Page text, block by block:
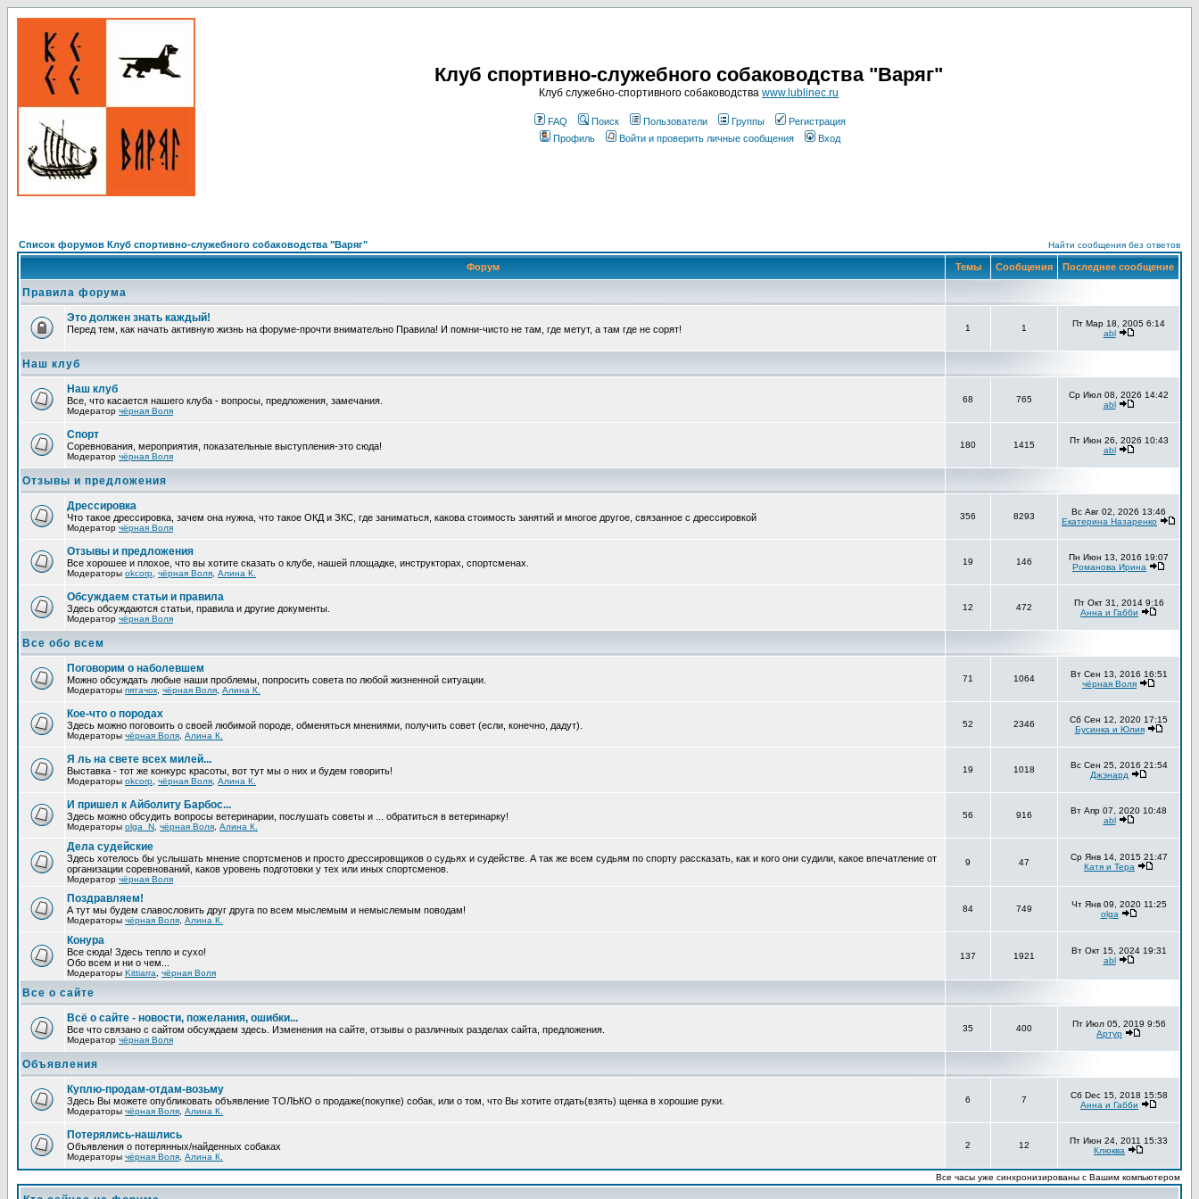
Клуб спортивно-служебного собаководства "Варяг"
Клуб служебно-спортивного собаководства www.lublinec.ru
FAQ Поиск Пользователи Группы
Регистрация
Профиль
Войти и проверить личные сообщения Вход
Список форумов Клуб спортивно-служебного собаководства "Варяг" Найти сообщения без ответов
Форум Темы Сообщения Последнее сообщение
Правила форума
Это должен знать каждый!
Перед тем, как начать активную жизнь на форуме-прочти внимательно Правила! И помни-чисто не там, где метут, а там где не сорят! 1 1
Пт Мар 18, 2005 6:14
abl
Наш клуб
Наш клуб
Все, что касается нашего клуба - вопросы, предложения, замечания.
Модератор чёрная Воля
68 765
Ср Июл 08, 2026 14:42
abl
Спорт
Соревнования, мероприятия, показательные выступления-это сюда!
Модератор чёрная Воля
180 1415
Пт Июн 26, 2026 10:43
abl
Отзывы и предложения
Дрессировка
Что такое дрессировка, зачем она нужна, что такое ОКД и ЗКС, где заниматься, какова стоимость занятий и многое другое, связанное с дрессировкой
Модератор чёрная Воля
356 8293
Вс Авг 02, 2026 13:46
Екатерина Назаренко
Отзывы и предложения
Все хорошее и плохое, что вы хотите сказать о клубе, нашей площадке, инструкторах, спортсменах.
Модераторы okcorp чёрная Воля Алина К.
19 146
Пн Июн 13, 2016 19:07
Романова Ирина
Обсуждаем статьи и правила
Здесь обсуждаются статьи, правила и другие документы.
Модератор чёрная Воля
12 472
Пт Окт 31, 2014 9:16
Анна и Габби
Все обо всем
Поговорим о наболевшем
Можно обсуждать любые наши проблемы, попросить совета по любой жизненной ситуации.
Модераторы пятачок чёрная Воля Алина К.
71 1064
Вт Сен 13, 2016 16:51
чёрная Воля
Кое-что о породах
Здесь можно поговоить о своей любимой породе, обменяться мнениями, получить совет (если, конечно, дадут).
Модераторы чёрная Воля Алина К.
52 2346
Сб Сен 12, 2020 17:15
Бусинка и Юлия
Я ль на свете всех милей...
Выставка - тот же конкурс красоты, вот тут мы о них и будем говорить!
Модераторы okcorp чёрная Воля Алина К.
19 1018
Вс Сен 25, 2016 21:54
Джэнард
И пришел к Айболиту Барбос...
Здесь можно обсудить вопросы ветеринарии, послушать советы и ... обратиться в ветеринарку!
Модераторы olga_N чёрная Воля Алина К.
56 916
Вт Апр 07, 2020 10:48
abl
Дела судейские
Здесь хотелось бы услышать мнение спортсменов и просто дрессировщиков о судьях и судействе. А так же всем судьям по спорту рассказать, как и кого они судили, какое впечатление от
организации соревнований, каков уровень подготовки у тех или иных спортсменов.
Модератор чёрная Воля
9 47
Ср Янв 14, 2015 21:47
Катя и Тера
Поздравляем!
А тут мы будем славословить друг друга по всем мыслемым и немыслемым поводам!
Модераторы чёрная Воля Алина К.
84 749
Чт Янв 09, 2020 11:25
olga
Конура
Все сюда! Здесь тепло и сухо!
Обо всем и ни о чем...
Модераторы Kittiarra чёрная Воля
137 1921
Вт Окт 15, 2024 19:31
abl
Все о сайте
Всё о сайте - новости, пожелания, ошибки...
Все что связано с сайтом обсуждаем здесь. Изменения на сайте, отзывы о различных разделах сайта, предложения.
Модератор чёрная Воля
35 400
Пт Июл 05, 2019 9:56
Артур
Объявления
Куплю-продам-отдам-возьму
Здесь Вы можете опубликовать объявление ТОЛЬКО о продаже(покупке) собак, или о том, что Вы хотите отдать(взять) щенка в хорошие руки.
Модераторы чёрная Воля Алина К.
6 7
Сб Dec 15, 2018 15:58
Анна и Габби
Потерялись-нашлись
Объявления о потерянных/найденных собаках
Модераторы чёрная Воля Алина К.
2 12
Пт Июн 24, 2011 15:33
Клюква
Все часы уже синхронизированы с Вашим компьютером